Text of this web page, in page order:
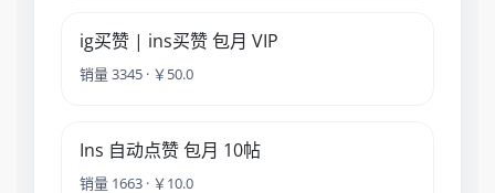
ig买赞 | ins买赞 包月 VIP
销量 3345 · ￥50.0
Ins 自动点赞 包月 10帖
销量 1663 · ￥10.0